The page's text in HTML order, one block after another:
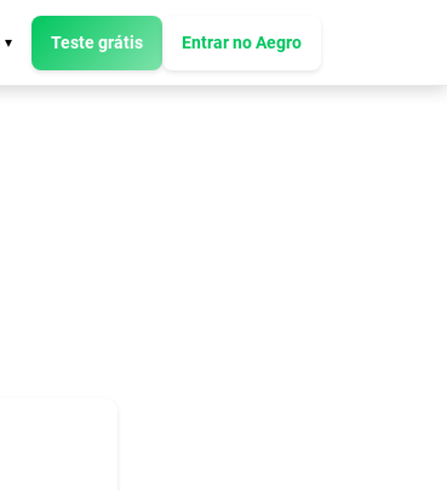
▾ Teste grátis Entrar no Aegro